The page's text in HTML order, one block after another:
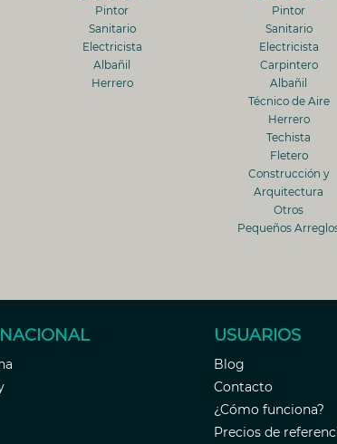
Pintor
Sanitario
Electricista
Albañil
Herrero
Pintor
Sanitario
Electricista
Carpintero
Albañil
Técnico de Aire
Herrero
Techista
Fletero
Construcción y
Arquitectura
Otros
Pequeños
USUARIOS
Blog
Contacto
¿Cómo funciona?
Precios de